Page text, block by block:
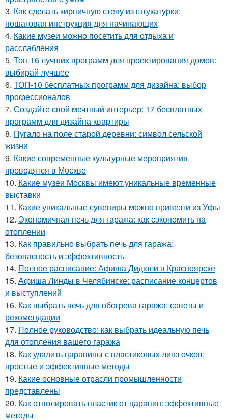
3. Как сделать кирпичную стену из штукатурки:
пошаговая инструкция для начинающих
4. Какие музеи можно посетить для отдыха и
расслабления
5. Топ-16 лучших программ для проектирования домов:
выбирай лучшее
6. ТОП-10 бесплатных программ для дизайна: выбор
профессионалов
7. Создайте свой мечтный интерьер: 17 бесплатных
программ для дизайна квартиры
8. Пугало на поле старой деревни: символ сельской
жизни
9. Какие современные культурные мероприятия
проводятся в Москве
10. Какие музеи Москвы имеют уникальные временные
выставки
11. Какие уникальные сувениры можно привезти из Уфы
12. Экономичная печь для гаража: как сэкономить на
отоплении
13. Как правильно выбрать печь для гаража:
безопасность и эффективность
14. Полное расписание: Афиша Дидюли в Красноярске
15. Афиша Линды в Челябинске: расписание концертов
и выступлений
16. Как выбрать печь для обогрева гаража: советы и
рекомендации
17. Полное руководство: как выбрать идеальную печь
для отопления вашего гаража
18. Как удалить царапины с пластиковых линз очков:
простые и эффективные методы
19. Какие основные отрасли промышленности
представлены
20. Как отполировать пластик от царапин: эффективные
методы